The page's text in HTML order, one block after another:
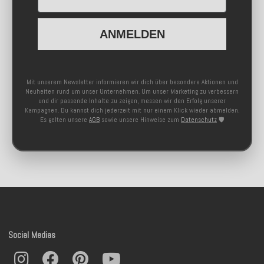
ANMELDEN
Mit unserem Newsletter informieren wir dich über besondere Aktionen und
Neuheiten rund um unser Unternehmen. Um unser Marketing zu verbessern
und dir passende Inhalte zu zeigen, messen wir den Erfolg unserer
Kampagnen. Du kannst dich jederzeit mit nur einem Klick wieder abmelden.
Es gelten unsere AGB sowie unsere Hinweise zum Datenschutz 🛡️
Social Medias